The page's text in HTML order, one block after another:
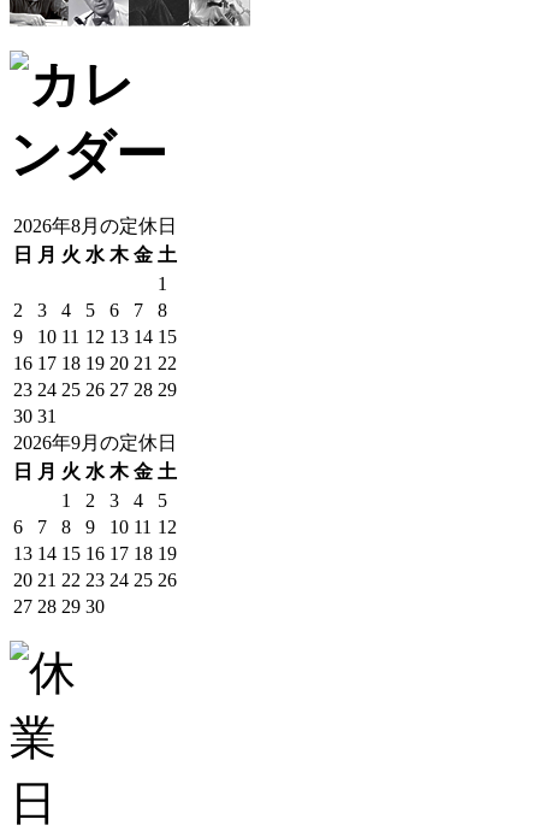
2026年8月の定休日
日
月 火 水 木 金 土
1
2
3 4 5 6 7
8
9
10 11 12 13 14 15
16 17 18 19 20 21 22
23 24 25 26 27 28 29
30 31
2026年9月の定休日
日
月 火 水 木 金 土
1
2 3 4
5
6
7 8 9 10 11 12
13 14 15 16 17 18 19
20 21 22 23 24 25 26
27 28 29 30